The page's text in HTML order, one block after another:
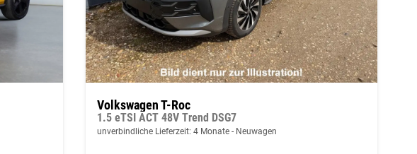
Volkswagen T-Roc
1.5 eTSI ACT 48V Trend DSG7
unverbindliche Lieferzeit: 4 Monate Neuwagen